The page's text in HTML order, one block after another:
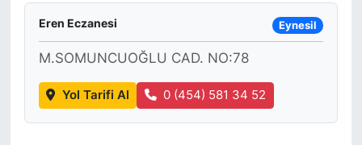
Eren Eczanesi Eynesil
M.SOMUNCUOĞLU CAD. NO:78
Yol Tarifi Al 0 (454) 581 34 52